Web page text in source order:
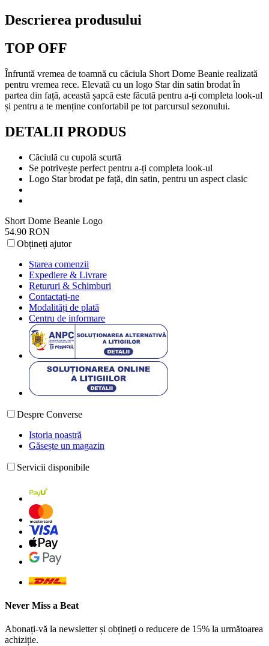
Descrierea produsului
TOP OFF
Înfruntă vremea de toamnă cu căciula Short Dome Beanie realizată
pentru vremea rece. Elevată cu un logo Star din satin brodat în
partea din față, această șapcă este făcută pentru a-ți completa look-ul
și pentru a te menține confortabil pe tot parcursul sezonului.
DETALII PRODUS
Căciulă cu cupolă scurtă
Se potrivește perfect pentru a-ți completa look-ul
Logo Star brodat pe față, din satin, pentru un aspect clasic
Short Dome Beanie Logo
54.90 RON
Obțineți ajutor
Starea comenzii
Expediere & Livrare
Retururi & Schimburi
Contactați-ne
Modalități de plată
Centru de informare
Despre Converse
Istoria noastră
Găsește un magazin
Servicii disponibile
Never Miss a Beat
Abonați-vă la newsletter și obțineți o reducere de 15% la următoarea
achiziție.